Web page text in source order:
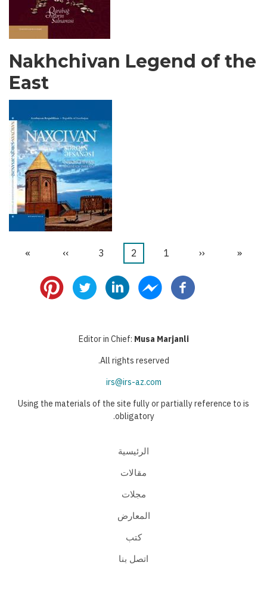
Nakhchivan Legend of the
East
First
«
Previous
‹‹ الصفحة
1
Current
2 الصفحة
3
Next
››
Last
»
Editor in Chief: Musa Marjanli
All rights reserved.
irs@irs-az.com
Using the materials of the site fully or partially reference to is
obligatory.
الرئيسية
مقالات
مجلات
المعارض
كتب
اتصل بنا